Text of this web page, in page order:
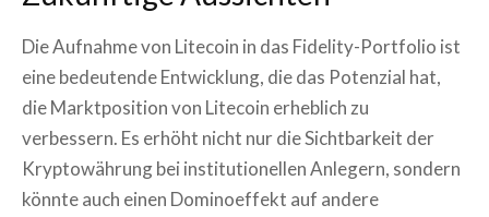
Die Aufnahme von Litecoin in das Fidelity-Portfolio ist
eine bedeutende Entwicklung, die das Potenzial hat,
die Marktposition von Litecoin erheblich zu
verbessern. Es erhöht nicht nur die Sichtbarkeit der
Kryptowährung bei institutionellen Anlegern, sondern
könnte auch einen Dominoeffekt auf andere